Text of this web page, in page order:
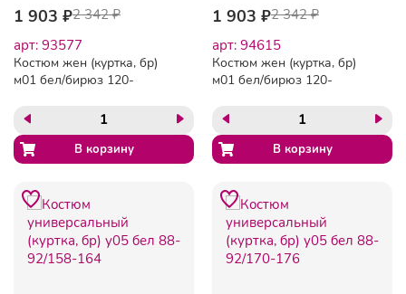
1 903 ₽2 342 ₽
арт: 93577
Костюм жен (куртка, бр)
м01 бел/бирюз 120-
1 903 ₽2 342 ₽
арт: 94615
Костюм жен (куртка, бр)
м01 бел/бирюз 120-